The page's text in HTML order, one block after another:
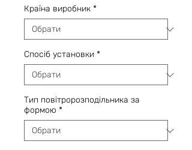
Країна виробник *
Спосіб установки *
Тип повітророзподільника за
формою *